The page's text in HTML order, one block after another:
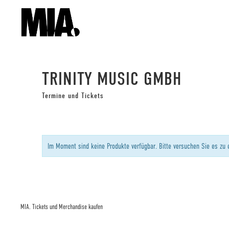
TRINITY MUSIC GMBH
Termine und Tickets
Im Moment sind keine Produkte verfügbar. Bitte versuchen Sie es zu
MIA. Tickets und Merchandise kaufen